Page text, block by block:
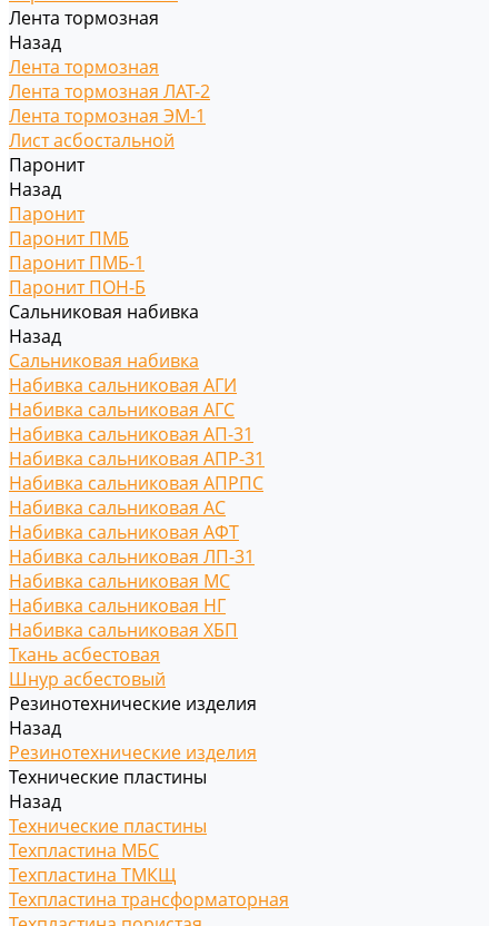
Лента тормозная
Назад
Лента тормозная
Лента тормозная ЛАТ-2
Лента тормозная ЭМ-1
Лист асбостальной
Паронит
Назад
Паронит
Паронит ПМБ
Паронит ПМБ-1
Паронит ПОН-Б
Сальниковая набивка
Назад
Сальниковая набивка
Набивка сальниковая АГИ
Набивка сальниковая АГС
Набивка сальниковая АП-31
Набивка сальниковая АПР-31
Набивка сальниковая АПРПС
Набивка сальниковая АС
Набивка сальниковая АФТ
Набивка сальниковая ЛП-31
Набивка сальниковая МС
Набивка сальниковая НГ
Набивка сальниковая ХБП
Ткань асбестовая
Шнур асбестовый
Резинотехнические изделия
Назад
Резинотехнические изделия
Технические пластины
Назад
Технические пластины
Техпластина МБС
Техпластина ТМКЩ
Техпластина трансформаторная